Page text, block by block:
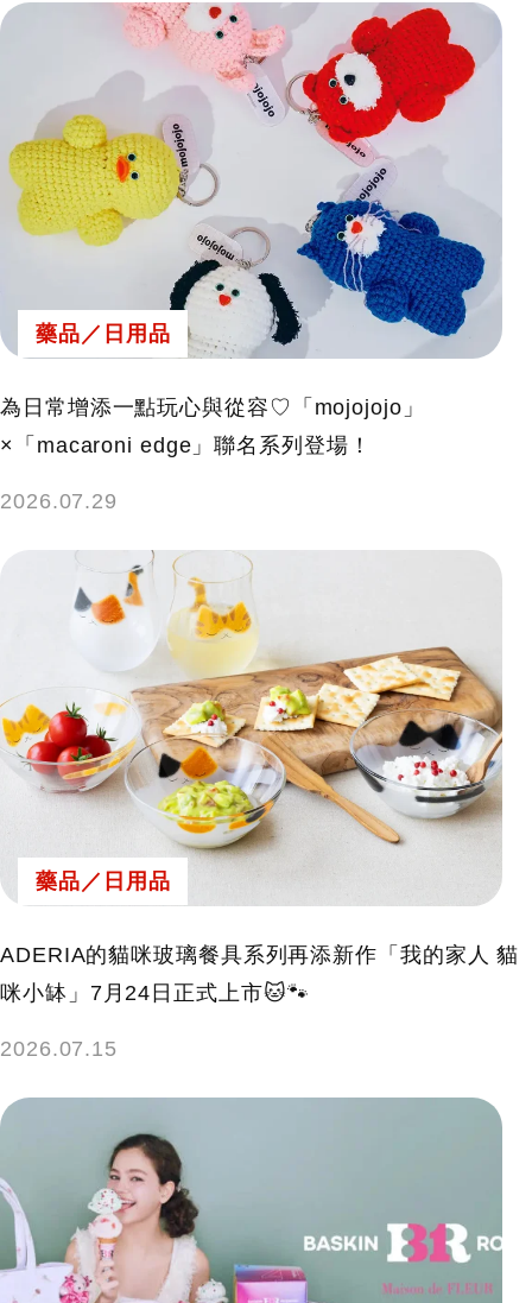
藥品／日用品
為日常增添一點玩心與從容♡「mojojojo」
×「macaroni edge」聯名系列登場！
2026.07.29
藥品／日用品
ADERIA的貓咪玻璃餐具系列再添新作「我的家人 貓
咪小缽」7月24日正式上市🐱🐾
2026.07.15